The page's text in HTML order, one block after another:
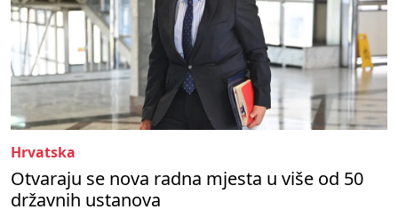
Hrvatska
Otvaraju se nova radna mjesta u više od 50
državnih ustanova